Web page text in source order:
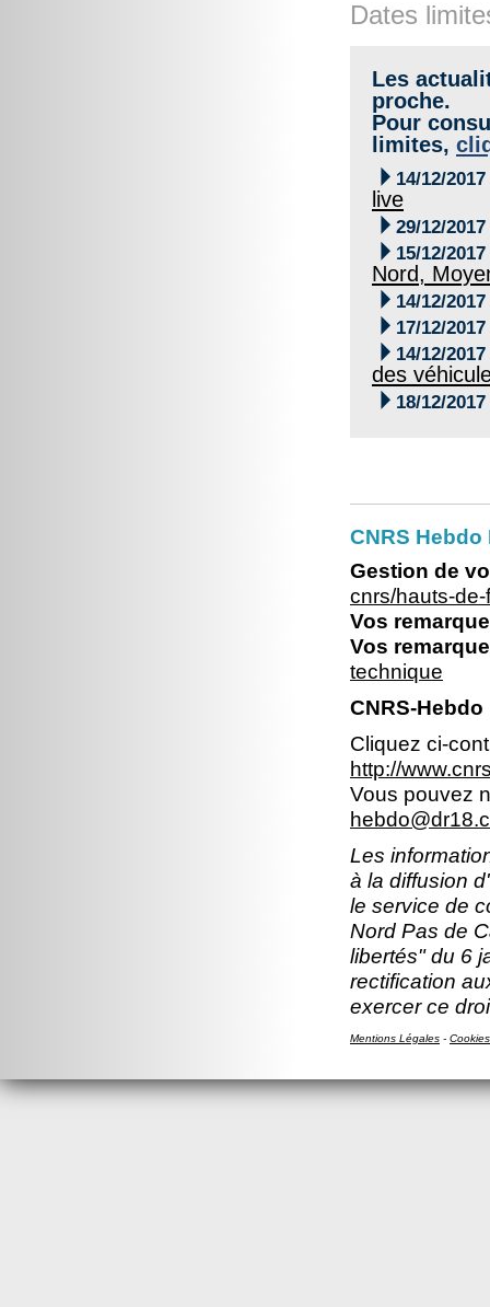
Dates
Les
proche.
Pour
limites,
 14/12/2017
live
 29/12/2017
 15/12/2017
Nord,
 14/12/2017
 17/12/2017
 14/12/2017
des
 18/12/2017
CNRS
Gestion de
cnrs/hauts-
Vos
Vos
technique
CNRS-
Cliquez ci-
http://
Vous pouvez
Les
à la diffusion
le service de
Nord Pas de
libertés" du 6
rectification
exercer ce
Mentions Légales - Cookies